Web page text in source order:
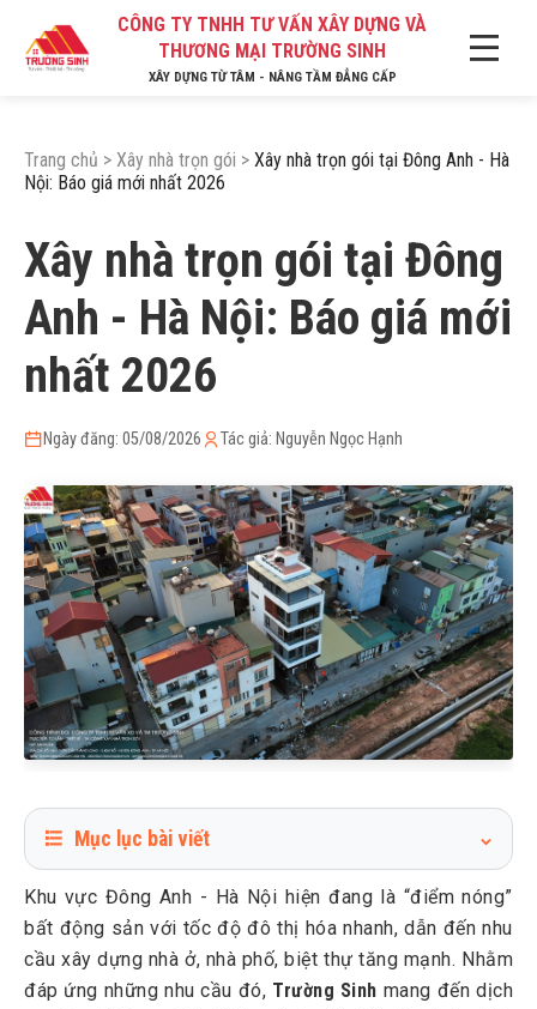
CÔNG TY TNHH TƯ VẤN XÂY DỰNG VÀ
THƯƠNG MẠI TRƯỜNG SINH
XÂY DỰNG TỪ TÂM - NÂNG TẦM ĐẲNG CẤP
Trang chủ > Xây nhà trọn gói > Xây nhà trọn gói tại Đông Anh - Hà
Nội: Báo giá mới nhất 2026
Xây nhà trọn gói tại Đông
Anh - Hà Nội: Báo giá mới
nhất 2026
Ngày đăng: 05/08/2026 Tác giả: Nguyễn Ngọc Hạnh
Mục lục bài viết
2 Báo giá xây nhà trọn gói tại Đông Anh - Hà Nội 2026
2.1
Báo giá xây nhà trọn gói phần thô
2.2 Báo giá xây nhà trọn gói chìa khóa trao tay
Khu vực Đông Anh - Hà Nội hiện đang là “điểm nóng”
bất động sản với tốc độ đô thị hóa nhanh, dẫn đến nhu
cầu xây dựng nhà ở, nhà phố, biệt thự tăng mạnh. Nhằm
đáp ứng những nhu cầu đó, Trường Sinh mang đến dịch